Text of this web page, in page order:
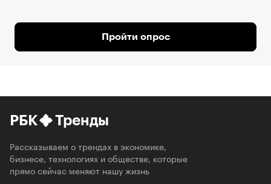
Пройти опрос
РБК Тренды
Рассказываем о трендах в экономике,
бизнесе, технологиях и обществе, которые
прямо сейчас меняют нашу жизнь